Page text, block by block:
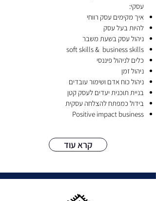
עסקי:
איך מקימים עסק רווחי
להיות בעל עסק
ניהול עסק בשעת משבר
soft skills & business skills
כלים לניהול פיננסי
ניהול זמן
ניהול כוח אדם ושימור עובדים
בניית תוכנית יעדים לעסק קטן
בידול כמפתח להצלחה עסקית
Positive impact business
קרא עוד